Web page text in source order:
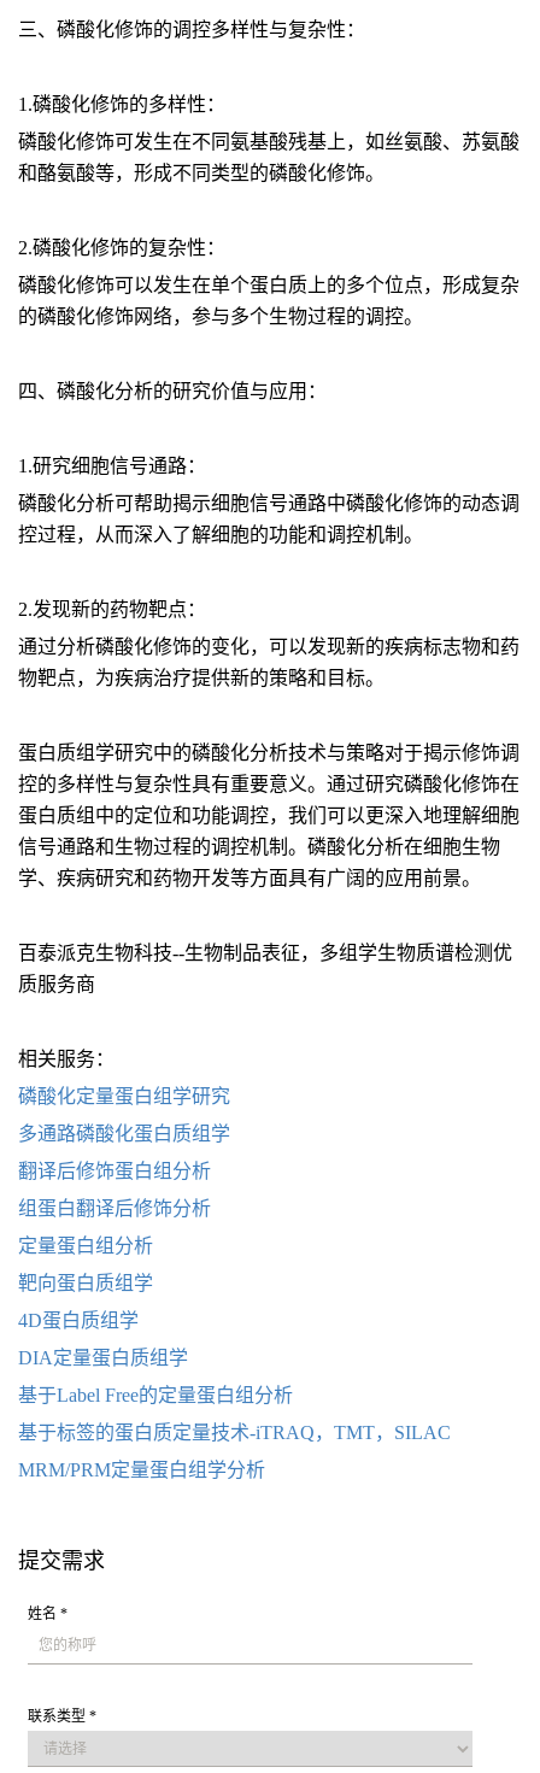
三、磷酸化修饰的调控多样性与复杂性：
1.磷酸化修饰的多样性：
磷酸化修饰可发生在不同氨基酸残基上，如丝氨酸、苏氨酸
和酪氨酸等，形成不同类型的磷酸化修饰。
2.磷酸化修饰的复杂性：
磷酸化修饰可以发生在单个蛋白质上的多个位点，形成复杂
的磷酸化修饰网络，参与多个生物过程的调控。
四、磷酸化分析的研究价值与应用：
1.研究细胞信号通路：
磷酸化分析可帮助揭示细胞信号通路中磷酸化修饰的动态调
控过程，从而深入了解细胞的功能和调控机制。
2.发现新的药物靶点：
通过分析磷酸化修饰的变化，可以发现新的疾病标志物和药
物靶点，为疾病治疗提供新的策略和目标。
蛋白质组学研究中的磷酸化分析技术与策略对于揭示修饰调
控的多样性与复杂性具有重要意义。通过研究磷酸化修饰在
蛋白质组中的定位和功能调控，我们可以更深入地理解细胞
信号通路和生物过程的调控机制。磷酸化分析在细胞生物
学、疾病研究和药物开发等方面具有广阔的应用前景。
百泰派克生物科技--生物制品表征，多组学生物质谱检测优
质服务商
相关服务：
磷酸化定量蛋白组学研究
多通路磷酸化蛋白质组学
翻译后修饰蛋白组分析
组蛋白翻译后修饰分析
定量蛋白组分析
靶向蛋白质组学
4D蛋白质组学
DIA定量蛋白质组学
基于Label Free的定量蛋白组分析
基于标签的蛋白质定量技术-iTRAQ，TMT，SILAC
MRM/PRM定量蛋白组学分析
提交需求
姓名 *
联系类型 *